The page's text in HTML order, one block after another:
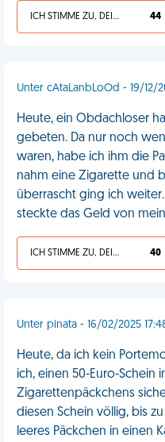
ICH STIMME ZU, DEIN LEBEN IST SCHEISSE 44
Unter cAtaLanbLoOd - 19/12/
Heute, ein Obdachloser
gebeten. Da nur noch
waren, habe ich ihm die
nahm eine Zigarette und
überrascht ging ich
steckte das Geld von
ICH STIMME ZU, DEIN LEBEN IST SCHEISSE 40
Unter pinata - 16/02/2025
Heute, da ich kein
ich, einen 50-Euro-Schein
Zigarettenpäckchens
diesen Schein völlig, bis
leeres Päckchen in einen